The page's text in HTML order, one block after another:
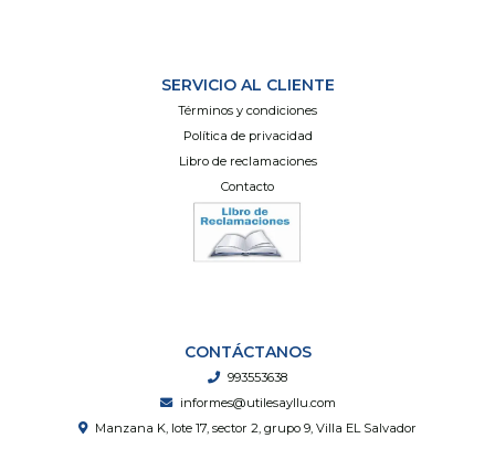
SERVICIO AL CLIENTE
Términos y condiciones
Política de privacidad
Libro de reclamaciones
Contacto
CONTÁCTANOS
993553638
informes@utilesayllu.com
Manzana K, lote 17, sector 2, grupo 9, Villa EL Salvador